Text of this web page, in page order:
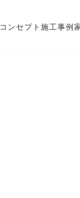
コンセプト施工事例